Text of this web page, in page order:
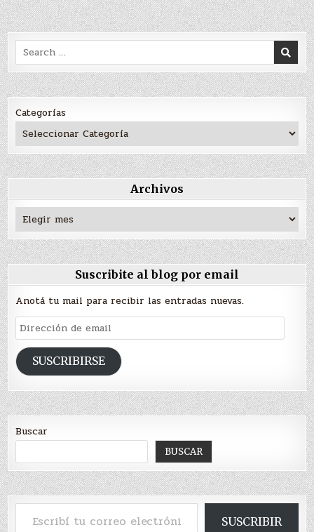
Search
for:
Categorías
Archivos
Archivos
Suscribite al blog por email
Anotá tu mail para recibir las entradas nuevas.
Dirección
de
emailSUSCRIBIRSE
Buscar
BUSCAR
Escribí tu correo electrónico…
SUSCRIBIR